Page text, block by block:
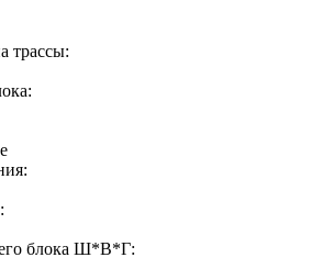
трассы:
блока Ш*В*Г: